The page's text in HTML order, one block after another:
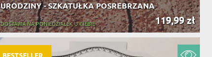
URODZINY - SZKATUŁKA POSREBRZANA
119,99 zł
DOSTAWA NA PONIEDZIAŁEK U CIEBIE